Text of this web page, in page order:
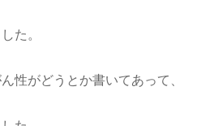
た。
性がどうとか書いてあって、